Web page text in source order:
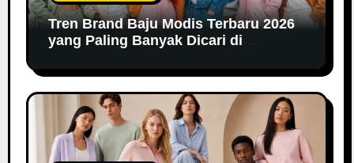
Tren Brand Baju Modis Terbaru 2026
yang Paling Banyak Dicari di